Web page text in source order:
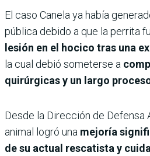
El caso Canela ya había
pública debido a que la perrita
lesión en el hocico tras una
la cual debió someterse a
quirúrgicas y un largo
Desde la Dirección de Defensa
animal logró una mejoría
de su actual rescatista y